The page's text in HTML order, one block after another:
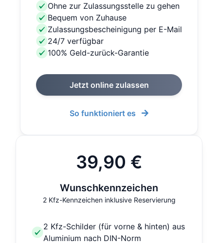
Ohne zur Zulassungsstelle zu gehen
Bequem von Zuhause
Zulassungsbescheinigung per E-Mail
24/7 verfügbar
100% Geld-zurück-Garantie
Jetzt online zulassen
So funktioniert es
39,90 €
Wunschkennzeichen
2 Kfz-Kennzeichen inklusive Reservierung
2 Kfz-Schilder (für vorne & hinten) aus
Aluminium nach DIN-Norm